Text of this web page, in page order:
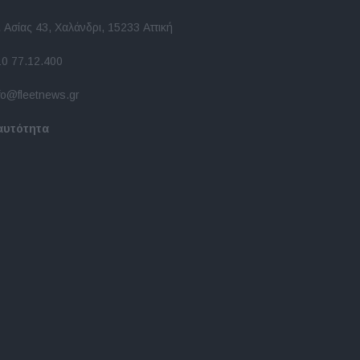
43, Χαλάνδρι, 15233 Αττική
77.12.400